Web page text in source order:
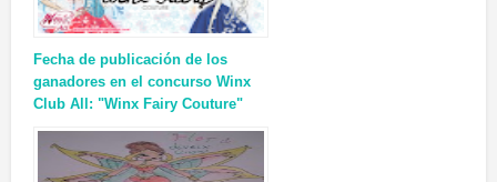
Fecha de publicación de los
ganadores en el concurso Winx
Club All: "Winx Fairy Couture"